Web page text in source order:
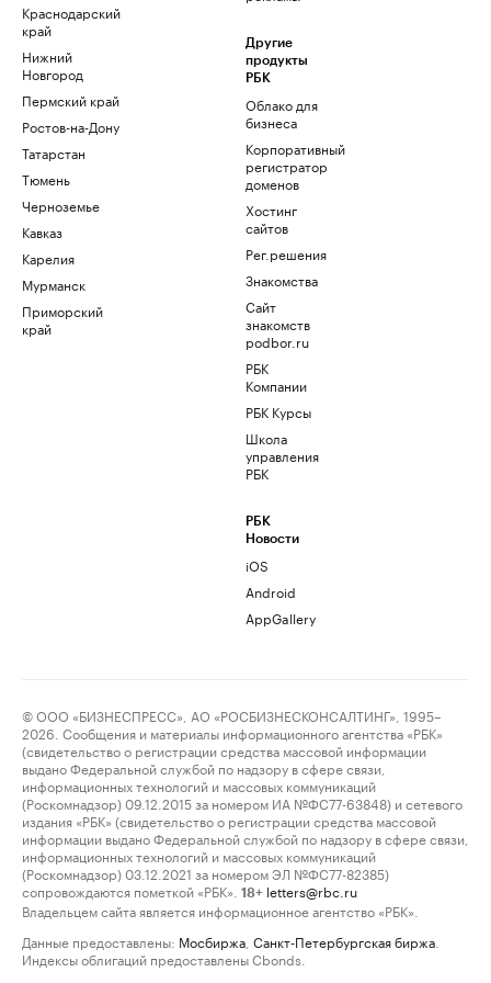
Краснодарский
край
Нижний
Новгород
Пермский край
Ростов-на-Дону
Татарстан
Тюмень
Черноземье
Кавказ
Карелия
Мурманск
Приморский
край
Другие
продукты
РБК
Облако для
бизнеса
Корпоративный
регистратор
доменов
Хостинг
сайтов
Рег.решения
Знакомства
Сайт
знакомств
podbor.ru
РБК
Компании
РБК Курсы
Школа
управления
РБК
РБК
Новости
iOS
Android
AppGallery
© ООО «БИЗНЕСПРЕСС», АО «РОСБИЗНЕСКОНСАЛТИНГ», 1995–
2026. Сообщения и материалы информационного агентства «РБК»
(свидетельство о регистрации средства массовой информации
выдано Федеральной службой по надзору в сфере связи,
информационных технологий и массовых коммуникаций
(Роскомнадзор) 09.12.2015 за номером ИА №ФС77-63848) и сетевого
издания «РБК» (свидетельство о регистрации средства массовой
информации выдано Федеральной службой по надзору в сфере связи,
информационных технологий и массовых коммуникаций
(Роскомнадзор) 03.12.2021 за номером ЭЛ №ФС77-82385)
сопровождаются пометкой «РБК».
18+ letters@rbc.ru
Владельцем сайта является информационное агентство «РБК».
Данные предоставлены: Мосбиржа Санкт-Петербургская биржа
Индексы облигаций предоставлены Cbonds.